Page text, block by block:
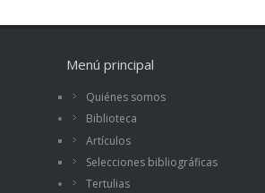
Menú principal
Quiénes somos
Biblioteca
Artículos
Selecciones bibliográficas
Tertulias